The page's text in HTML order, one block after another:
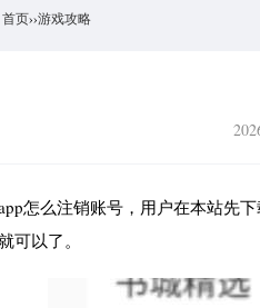
首页››游戏攻略
怎么注销账号，用户在本站先
可以了。